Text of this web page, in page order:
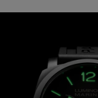
ターです。この
り、フォルムと
性、視認性、耐
にRef. 6152/1が
ミノールの紛れ
Image